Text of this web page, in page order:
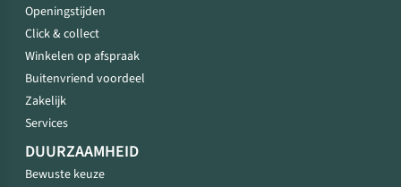
Openingstijden
Click & collect
Winkelen op afspraak
Buitenvriend voordeel
Zakelijk
Services
DUURZAAMHEID
Bewuste keuze